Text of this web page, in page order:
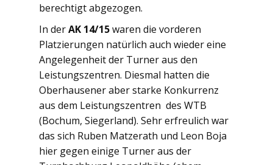
berechtigt abgezogen.
In derAK 14/15waren die vorderen
Platzierungen natürlich auch wieder eine
Angelegenheit der Turner aus den
Leistungszentren. Diesmal hatten die
Oberhausener aber starke Konkurrenz
aus dem Leistungszentren des WTB
(Bochum, Siegerland). Sehr erfreulich war
das sich Ruben Matzerath und Leon Boja
hier gegen einige Turner aus der